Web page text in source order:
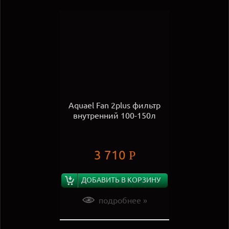
Aquael Fan 2plus фильтр
внутренний 100-150л
3 710 Р
ДОБАВИТЬ В КОРЗИНУ
подробнее »